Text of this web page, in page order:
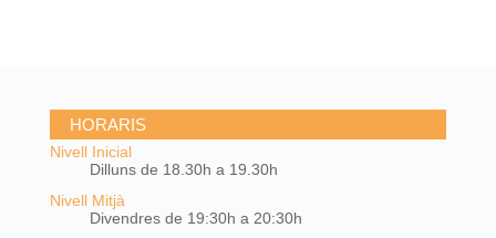
HORARIS
Nivell Inicial
Dilluns de 18.30h a 19.30h
Nivell Mitjà
Divendres de 19:30h a 20:30h